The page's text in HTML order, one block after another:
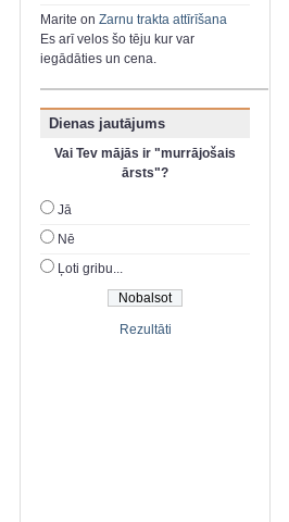
Marite on Zarnu trakta attīrīšana
Es arī velos šo tēju kur var
iegādāties un cena.
Dienas jautājums
Vai Tev mājās ir "murrājošais
ārsts"?
Jā
Nē
Ļoti gribu...
Rezultāti